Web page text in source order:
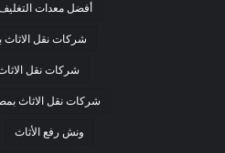
أفضل معدات
شركات نقل الاثاث
شركات نقل
شركات نقل الاثاث
ونش رفع الأثاث